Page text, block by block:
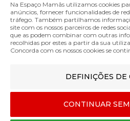
Conjunto Biberão e Chupeta Suavinex
Cor
MÉTODOS DE ENVIO
MÉTODOS DE PAGAMENTO
Na Espaço Mamãs utilizamos cookies
anúncios, fornecer funcionalidades de
tráfego. Também partilhamos
site com os nossos parceiros de redes
que as podem combinar com outras
recolhidas por estes a partir da sua
Concorda com os nossos cookies se
DEFINIÇÕES DE
CONTINUAR